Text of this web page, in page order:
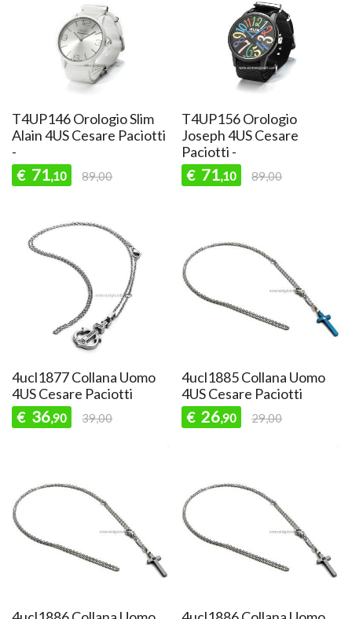
T4UP146 Orologio Slim
Alain 4US Cesare Paciotti
-
€ 71,10 89,00
T4UP156 Orologio
Joseph 4US Cesare
Paciotti -
€ 71,10 89,00
4ucl1877 Collana Uomo
4US Cesare Paciotti
€ 36,90 39,00
4ucl1885 Collana Uomo
4US Cesare Paciotti
€ 26,90 29,00